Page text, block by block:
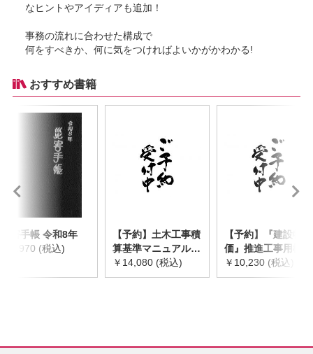
なヒントやアイディアも追加！
事務の流れに合わせた構成で
何をすべきか、何に気をつければよいかがかわかる!
おすすめ書籍
災害手帳 令和8年
￥2,970 (税込)
【予約】土木工事積
算基準マニュアル
令和8年度版
※2026年8月下旬発
￥14,080 (税込)
【予約】『建設物
価』推進工事用機械
器具等基礎価格表
2026年度版
￥10,230 (税込)